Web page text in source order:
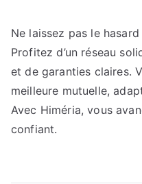
Ne laissez pas le
Profitez d’un réseau
et de garanties claires.
meilleure mutuelle,
Avec Himéria, vous
confiant.